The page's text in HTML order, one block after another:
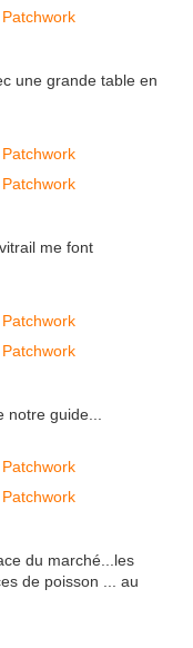
une grande table en
me font
guide...
du marché...les
de poisson ... au